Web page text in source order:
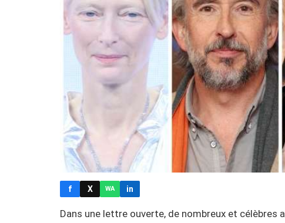
f X WA in
Dans une lettre ouverte, de nombreux et